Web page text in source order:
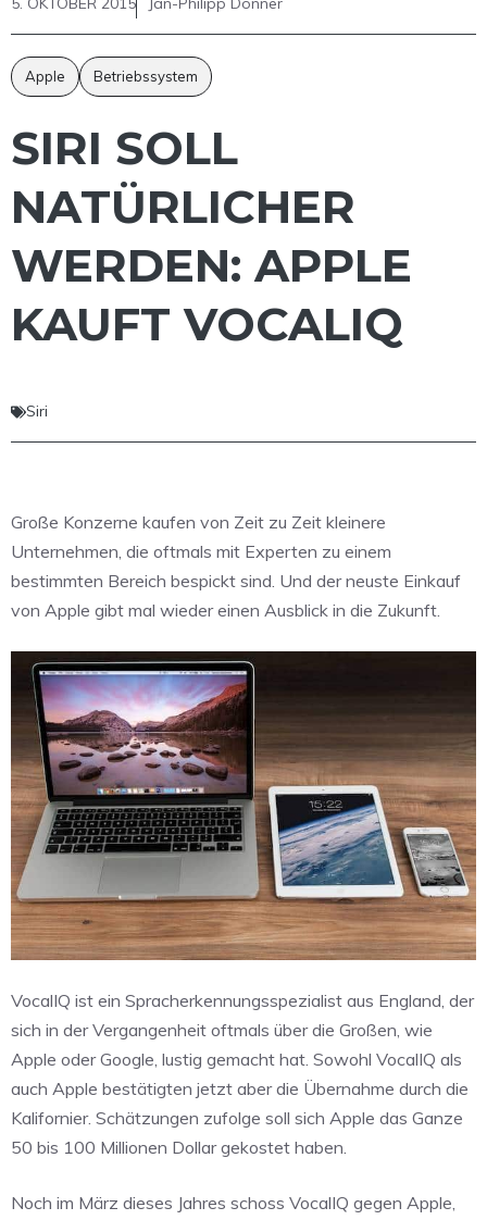
Apple Betriebssystem
SIRI SOLL
NATÜRLICHER
WERDEN: APPLE
KAUFT VOCALIQ
Siri
Große Konzerne kaufen von Zeit zu Zeit kleinere
Unternehmen, die oftmals mit Experten zu einem
bestimmten Bereich bespickt sind. Und der neuste Einkauf
von Apple gibt mal wieder einen Ausblick in die Zukunft.
VocalIQ ist ein Spracherkennungsspezialist aus England, der
sich in der Vergangenheit oftmals über die Großen, wie
Apple oder Google, lustig gemacht hat. Sowohl VocalIQ als
auch Apple bestätigten jetzt aber die Übernahme durch die
Kalifornier. Schätzungen zufolge soll sich Apple das Ganze
50 bis 100 Millionen Dollar gekostet haben.
Noch im März dieses Jahres schoss VocalIQ gegen Apple,